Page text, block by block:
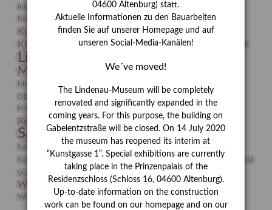
Integriertes Schädlingsmanagement
Italien Jahresempfang
Kolosseum
Kooperationsausstellung Korkmodelle Kunst
Kunstmuseum Kunstvermittlung Kunst von Kühl
KUNSTWAND Kurs Künstler Künstlerin Lehmbruck
Lindenau-Museum
Museumsgeschichte Museumsnacht
Museumspädagogik Natur
Objekt im Fokus
Phelloplastik
Pohlhof
Provenienz
Provenienzforschung
Restaurierung Rudi Lesser Ruth Wolf-Rehfeld
Sammlung Samstagszeichner Skulptur
Sonderausstellung
Sphinx
studio Studio Bildende Kunst
Suermondt-Ludwig-Museum
Vermittlung
Videokunst
Volontariat
Walter Rheiner Werefkin
Werkbetrachtung Winter Wissenschaft
Wolf and Dog
Wolf und Hund
Zirkuswoche
04600 Altenburg) statt.
Aktuelle Informationen zu den Bauarbeiten
finden Sie auf unserer Homepage und auf
unseren Social-Media-Kanälen!
We´ve moved!
The Lindenau-Museum will be completely
renovated and significantly expanded in the
coming years. For this purpose, the building on
Gabelentzstraße will be closed. On 14 July 2020
the museum has reopened its interim at
“Kunstgasse 1”. Special exhibitions are currently
taking place in the Prinzenpalais of the
Residenzschloss (Schloss 16, 04600 Altenburg).
Up-to-date information on the construction
work can be found on our homepage and on our